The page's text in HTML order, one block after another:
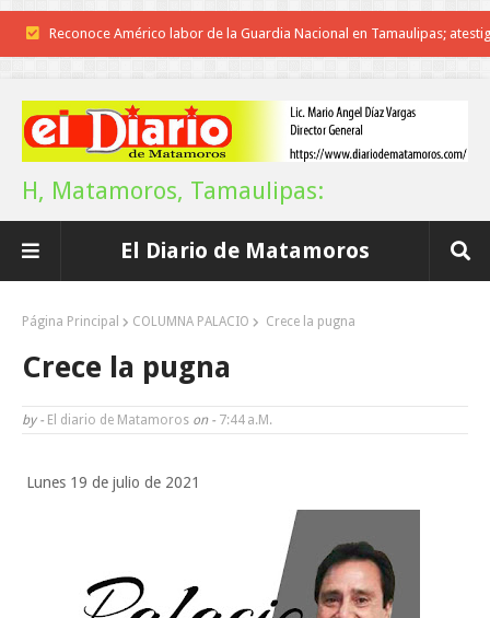
Reconoce Américo labor de la Guardia Nacional en Tamaulipas;
Brindará Familia UAT un moderno espacio con sentido humano en
A Tamaulipas…le llueve sobre mojado
Instala Sector Salud Comité Estatal de Calidad en Salud para
Inicia el ayuntamiento pavimentación de la calle Miguel Alemán en
Martes en Tu Colonia Renovado acerca servicios y atención directa a
familias de Matamoros
H, Matamoros, Tamaulipas:
El Diario de Matamoros
Página Principal COLUMNA PALACIO Crece la pugna
Crece la pugna
by - El diario de Matamoros on - 7:44 A.m.
Lunes 19 de julio de 2021